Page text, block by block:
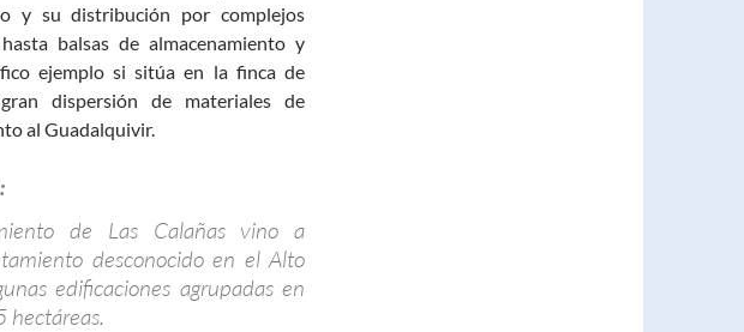
y su distribución por complejos
balsas de almacenamiento y
ejemplo si sitúa en la finca de
dispersión de materiales de
al Guadalquivir.
de Las Calañas vino a
desconocido en el Alto
edificaciones agrupadas en
hectáreas.